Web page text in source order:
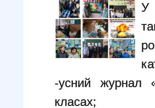
У
-усний журнал
класах;